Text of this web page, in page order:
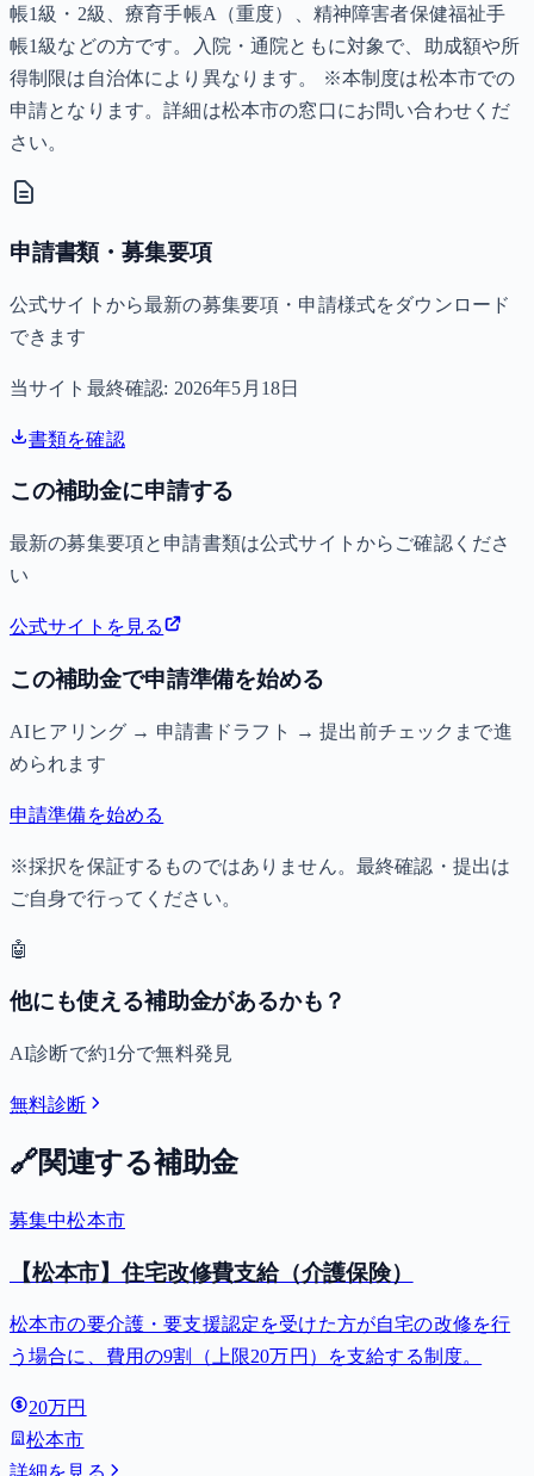
帳1級・2級、療育手帳A（重度）、精神障害者保健福祉手
帳1級などの方です。入院・通院ともに対象で、助成額や所
得制限は自治体により異なります。 ※本制度は松本市での
申請となります。詳細は松本市の窓口にお問い合わせくだ
さい。
申請書類・募集要項
公式サイトから最新の募集要項・申請様式をダウンロード
できます
当サイト最終確認: 2026年5月18日
書類を確認
この補助金に申請する
最新の募集要項と申請書類は公式サイトからご確認くださ
い
公式サイトを見る
この補助金で申請準備を始める
AIヒアリング → 申請書ドラフト → 提出前チェックまで進
められます
申請準備を始める
※採択を保証するものではありません。最終確認・提出は
ご自身で行ってください。
🤖
他にも使える補助金があるかも？
AI診断で約1分で無料発見
無料診断
🔗関連する補助金
募集中松本市
【松本市】住宅改修費支給（介護保険）
松本市の要介護・要支援認定を受けた方が自宅の改修を行
う場合に、費用の9割（上限20万円）を支給する制度。
20万円
松本市